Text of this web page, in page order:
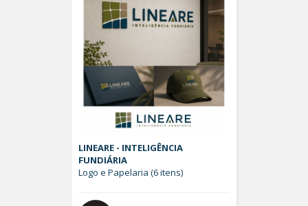
LINEARE - INTELIGÊNCIA
FUNDIÁRIA
Logo e Papelaria (6 itens)